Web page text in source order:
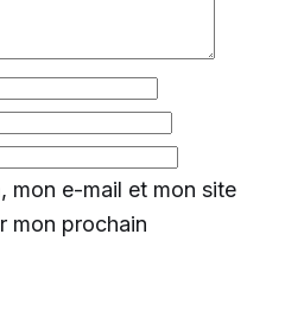
mon e-mail et mon site
mon prochain